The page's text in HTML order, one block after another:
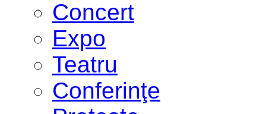
Concert
Expo
Teatru
Conferinţe